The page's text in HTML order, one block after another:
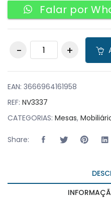
Falar por
Mesa Baltimora
EAN: 3666964161958
REF: NV3337
CATEGORIAS: Mesas,
Share: